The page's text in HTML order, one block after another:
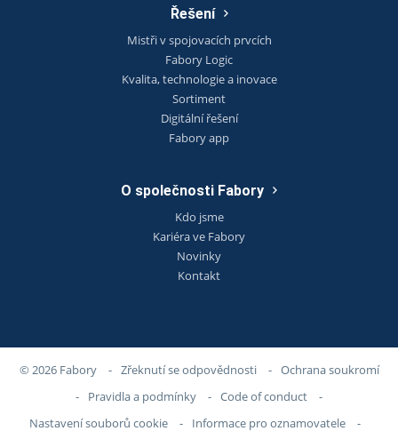
Řešení
Mistři v spojovacích prvcích
Fabory Logic
Kvalita, technologie a inovace
Sortiment
Digitální řešení
Fabory app
O společnosti Fabory
Kdo jsme
Kariéra ve Fabory
Novinky
Kontakt
© 2026 Fabory - Zřeknutí se odpovědnosti - Ochrana soukromí
-
Pravidla a podmínky - Code of conduct
-
Nastavení souborů cookie
- Informace pro oznamovatele -